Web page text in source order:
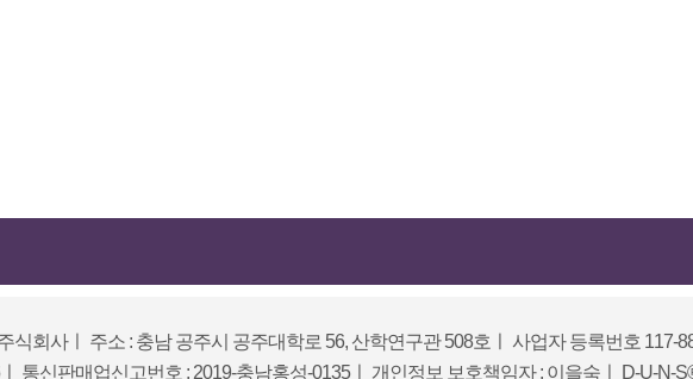
식회사ㅣ 주소 : 충남 공주시 공주대학로 56, 산학연구관 508호 사업자 등록번호 117-
ㅣ 통신판매업신고번호 : 2019-충남홍성-0135ㅣ 개인정보 보호책임자 : 이을숙 D-U-N-